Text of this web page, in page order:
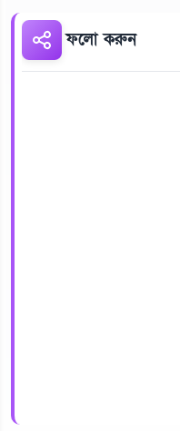
ফলো করুন